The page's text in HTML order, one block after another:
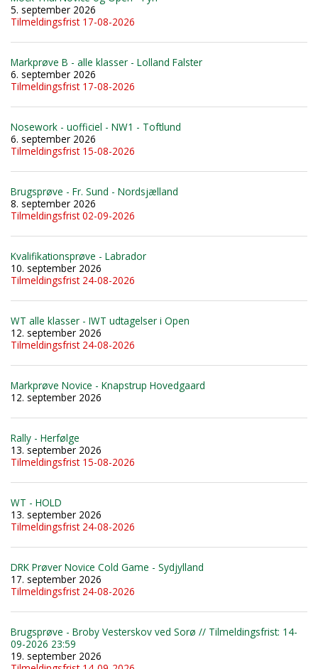
5. september 2026
Tilmeldingsfrist 17-08-2026
Markprøve B - alle klasser - Lolland Falster
6. september 2026
Tilmeldingsfrist 17-08-2026
Nosework - uofficiel - NW1 - Toftlund
6. september 2026
Tilmeldingsfrist 15-08-2026
Brugsprøve - Fr. Sund - Nordsjælland
8. september 2026
Tilmeldingsfrist 02-09-2026
Kvalifikationsprøve - Labrador
10. september 2026
Tilmeldingsfrist 24-08-2026
WT alle klasser - IWT udtagelser i Open
12. september 2026
Tilmeldingsfrist 24-08-2026
Markprøve Novice - Knapstrup Hovedgaard
12. september 2026
Rally - Herfølge
13. september 2026
Tilmeldingsfrist 15-08-2026
WT - HOLD
13. september 2026
Tilmeldingsfrist 24-08-2026
DRK Prøver Novice Cold Game - Sydjylland
17. september 2026
Tilmeldingsfrist 24-08-2026
Brugsprøve - Broby Vesterskov ved Sorø // Tilmeldingsfrist: 14-
09-2026 23:59
19. september 2026